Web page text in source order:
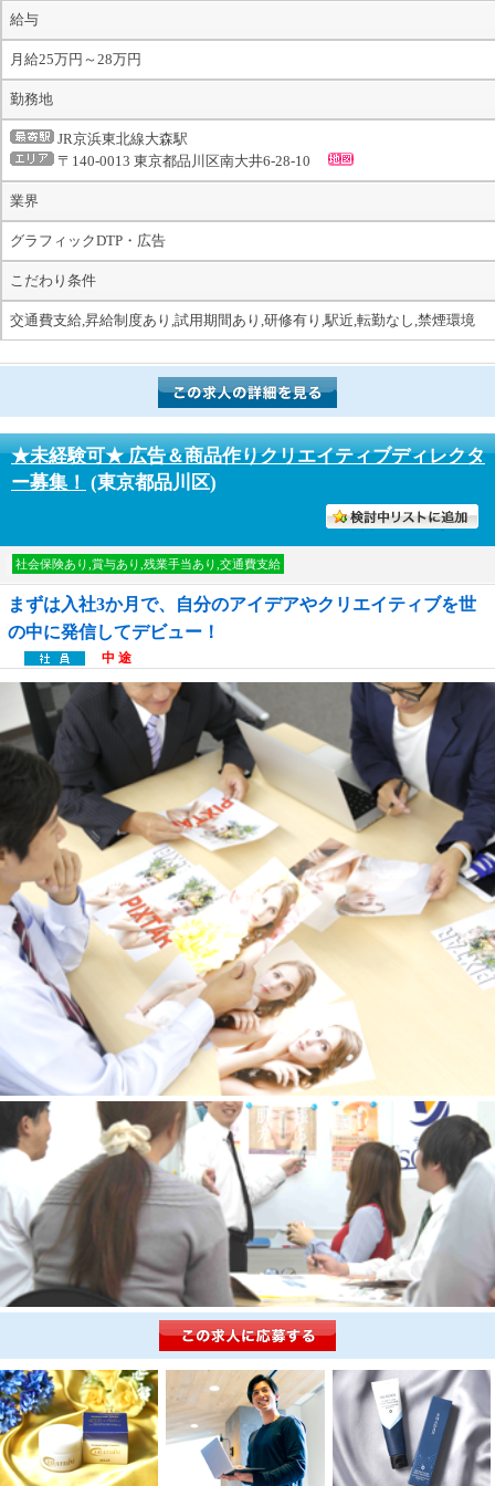
給与
月給25万円～28万円
勤務地
JR京浜東北線大森駅
〒140-0013 東京都品川区南大井6-28-10
業界
グラフィックDTP・広告
こだわり条件
交通費支給,昇給制度あり,試用期間あり,研修有り,駅近,転勤なし,禁煙環境
★未経験可★ 広告＆商品作りクリエイティブディレクタ
ー募集！ (東京都品川区)
社会保険あり,賞与あり,残業手当あり,交通費支給
まずは入社3か月で、自分のアイデアやクリエイティブを世
の中に発信してデビュー！
中 途